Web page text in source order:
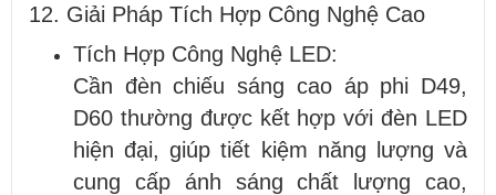
12. Giải Pháp Tích Hợp Công Nghệ Cao
Tích Hợp Công Nghệ LED:
Cần đèn chiếu sáng cao áp phi D49,
D60 thường được kết hợp với đèn LED
hiện đại, giúp tiết kiệm năng lượng và
cung cấp ánh sáng chất lượng cao,